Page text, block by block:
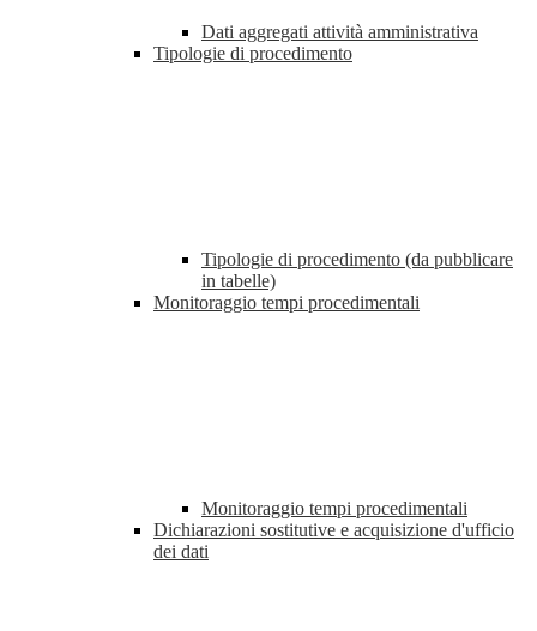
Dati aggregati attività amministrativa
Tipologie di procedimento
Tipologie di procedimento (da pubblicare
in tabelle)
Monitoraggio tempi procedimentali
Monitoraggio tempi procedimentali
Dichiarazioni sostitutive e acquisizione d'ufficio
dei dati